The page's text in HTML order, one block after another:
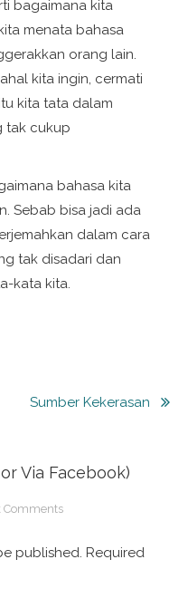
bagaimana kita
menata bahasa
orang lain.
kita ingin, cermati
kita tata dalam
tak cukup
bahasa kita
Sebab bisa jadi ada
dalam cara
tak disadari dan
kata kita.
Sumber Kekerasan
Via Facebook)
Comments
published. Required